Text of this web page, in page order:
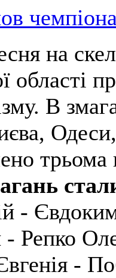
на
області
В
-
Репко
-